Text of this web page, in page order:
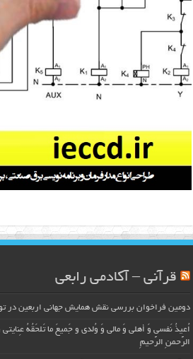
قرآنی – آکادمی رابعی
دومین فراخوان بررسی نقش همایش جهانی اربعین در
اُعیذُ نَفسی وَ أهلی وَ مالی وَ وُلدی و جَمیعَ ما تَلحَقُهُ
الرَّحمنِ الرَّحیمِ